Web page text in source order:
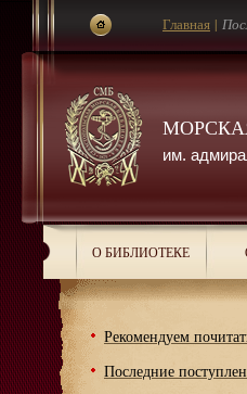
им.
Главная |
О БИБЛИОТЕКЕ
Рекомендуем
Последние